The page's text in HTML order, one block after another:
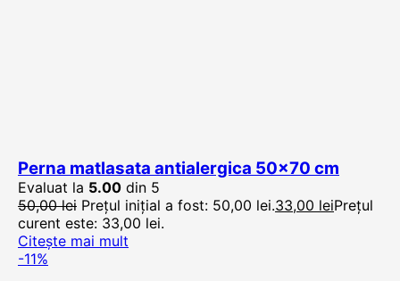
Perna matlasata antialergica 50×70 cm
Evaluat la 5.00 din 5
50,00lei Prețul inițial a fost: 50,00 lei.33,00 leiPrețul
curent este: 33,00 lei.
Citește mai mult
-11%